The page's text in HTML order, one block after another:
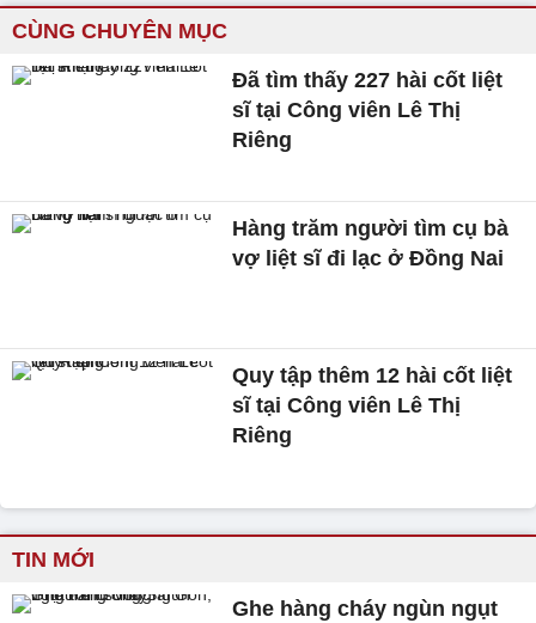
CÙNG CHUYÊN MỤC
Đã tìm thấy 227 hài cốt liệt
sĩ tại Công viên Lê Thị
Riêng
Hàng trăm người tìm cụ bà
vợ liệt sĩ đi lạc ở Đồng Nai
Quy tập thêm 12 hài cốt liệt
sĩ tại Công viên Lê Thị
Riêng
TIN MỚI
Ghe hàng cháy ngùn ngụt